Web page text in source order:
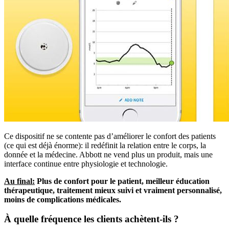
Ce dispositif ne se contente pas d’améliorer le confort des patients
(ce qui est déjà énorme): il redéfinit la relation entre le corps, la
donnée et la médecine. Abbott ne vend plus un produit, mais une
interface continue entre physiologie et technologie.
Au final: Plus de confort pour le patient, meilleur éducation
thérapeutique, traitement mieux suivi et vraiment personnalisé,
moins de complications médicales.
À quelle fréquence les clients achètent-ils ?